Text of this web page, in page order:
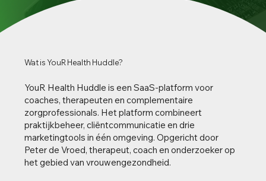
Wat is YouR Health Huddle?
YouR Health Huddle is een SaaS-platform voor
coaches, therapeuten en complementaire
zorgprofessionals. Het platform combineert
praktijkbeheer, cliëntcommunicatie en drie
marketingtools in één omgeving. Opgericht door
Peter de Vroed, therapeut, coach en onderzoeker op
het gebied van vrouwengezondheid.